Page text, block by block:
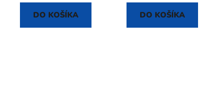
DO KOŠÍKA DO KOŠÍKA